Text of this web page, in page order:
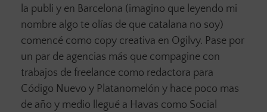
la publi y en Barcelona (imagino que leyendo mi
nombre algo te olías de que catalana no soy)
comencé como copy creativa en Ogilvy. Pase por
un par de agencias más que compagine con
trabajos de freelance como redactora para
Código Nuevo y Platanomelón y hace poco mas
de año y medio llegué a Havas como Social